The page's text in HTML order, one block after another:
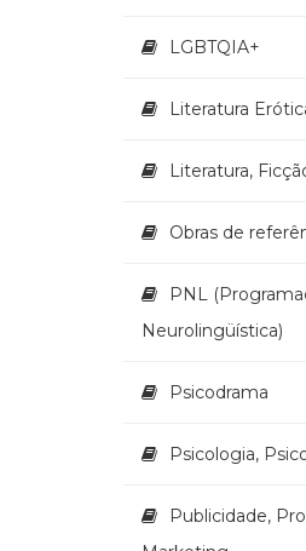
LGBTQIA+
Literatura
Literatura,
Obras de
PNL
Neurolingüística)
Psicodrama
Psicologia,
Publicidade,